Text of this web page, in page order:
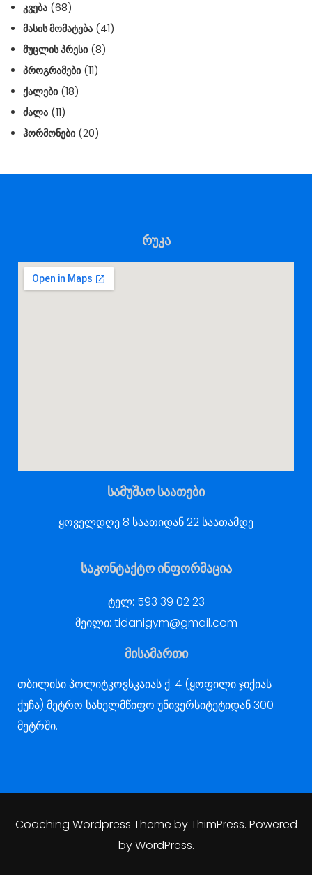
ᲙᲕᲔᲑᲐ (68)
ᲛᲐᲡᲘᲡ ᲛᲝᲛᲐᲢᲔᲑᲐ (41)
ᲛᲣᲪᲚᲘᲡ ᲞᲠᲔᲡᲘ (8)
ᲞᲠᲝᲒᲠᲐᲛᲔᲑᲘ (11)
ᲥᲐᲚᲔᲑᲘ (18)
ᲫᲐᲚᲐ (11)
ᲰᲝᲠᲛᲝᲜᲔᲑᲘ (20)
რუკა
სამუშაო საათები
ყოველდღე 8 საათიდან 22 საათამდე
საკონტაქტო ინფორმაცია
ტელ: 593 39 02 23
მეილი: tidanigym@gmail.com
მისამართი
თბილისი პოლიტკოვსკაიას ქ. 4 (ყოფილი ჯიქიას
ქუჩა) მეტრო სახელმწიფო უნივერსიტეტიდან 300
მეტრში.
Coaching Wordpress Theme byThimPress. Powered
by WordPress.